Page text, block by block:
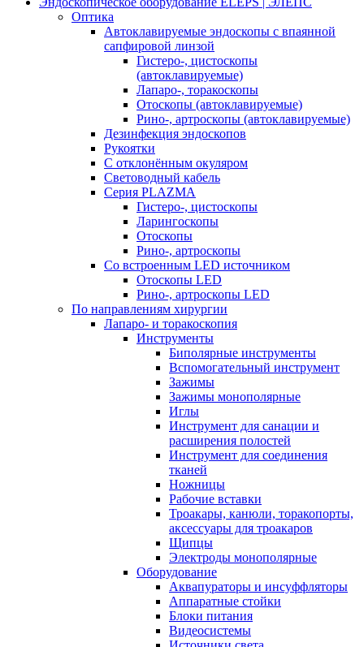
Оптика
Автоклавируемые эндоскопы с впаянной
сапфировой линзой
Гистеро-, цистоскопы
(автоклавируемые)
Лапаро-, торакоскопы
Отоскопы (автоклавируемые)
Рино-, артроскопы (автоклавируемые)
Дезинфекция эндоскопов
Рукоятки
С отклонённым окуляром
Световодный кабель
Серия PLAZMA
Гистеро-, цистоскопы
Ларингоскопы
Отоскопы
Рино-, артроскопы
Со встроенным LED источником
Отоскопы LED
Рино-, артроскопы LED
По направлениям хирургии
Лапаро- и торакоскопия
Инструменты
Биполярные инструменты
Вспомогательный инструмент
Зажимы
Зажимы монополярные
Иглы
Инструмент для санации и
расширения полостей
Инструмент для соединения
тканей
Ножницы
Рабочие вставки
Троакары, канюли, торакопорты,
аксессуары для троакаров
Щипцы
Электроды монополярные
Оборудование
Аквапураторы и инсуффляторы
Аппаратные стойки
Блоки питания
Видеосистемы